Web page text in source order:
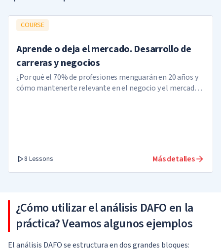
COURSE
Aprende o deja el mercado. Desarrollo de
carreras y negocios
¿Por qué el 70% de profesiones menguarán en 20 años y
cómo mantenerte relevante en el negocio y el mercado
8 Lessons Más detalles
¿Cómo utilizar el análisis DAFO en la
práctica? Veamos algunos ejemplos
El análisis DAFO se estructura en dos grandes bloques: